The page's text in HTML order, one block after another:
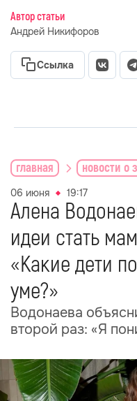
Автор статьи
Андрей Никифоров
Ссылка
главная новости о
06 июня 19:17
Алена
идеи стать
«Какие дети
уме?»
Водонаева
второй раз: «Я